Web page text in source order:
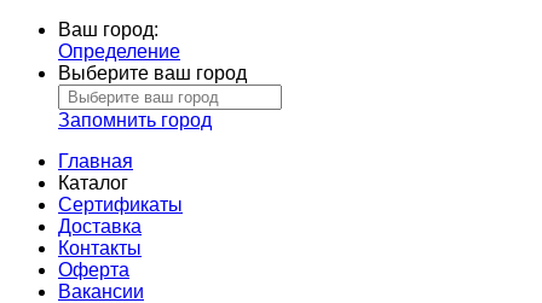
Ваш город:
Определение
Выберите ваш город
Запомнить город
Главная
Каталог
Сертификаты
Доставка
Контакты
Оферта
Вакансии